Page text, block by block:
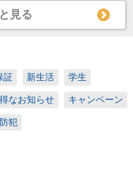
見る
証 新生活 学生
なお知らせ キャンペーン
防犯